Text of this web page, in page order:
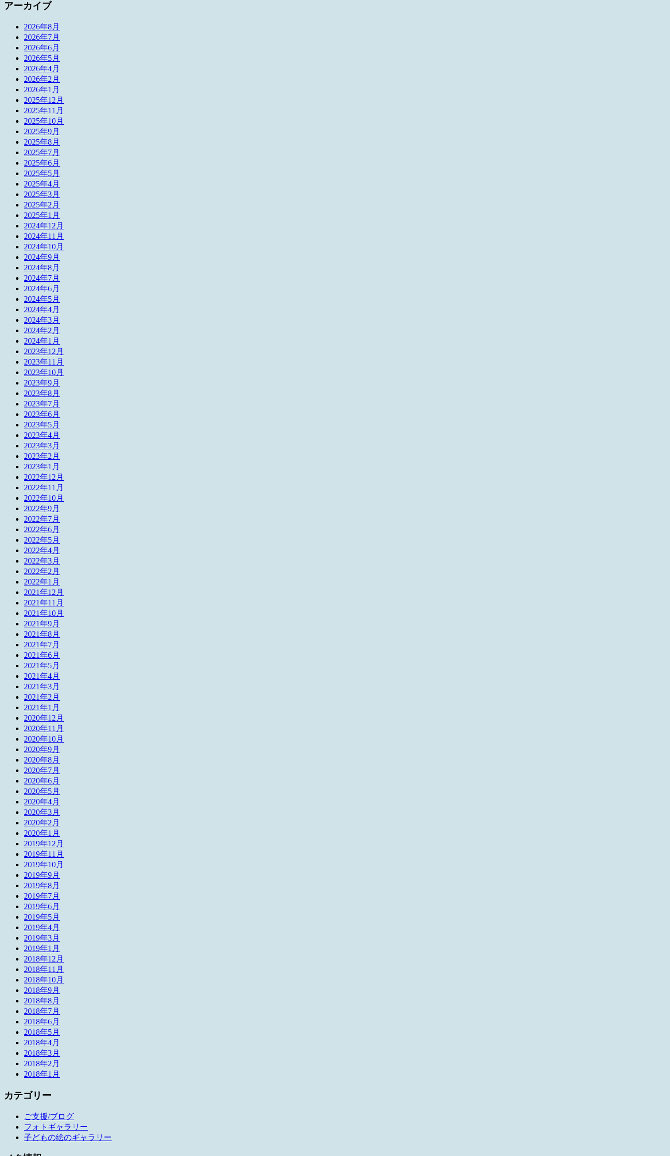
アーカイブ
2026年8月
2026年7月
2026年6月
2026年5月
2026年4月
2026年2月
2026年1月
2025年12月
2025年11月
2025年10月
2025年9月
2025年8月
2025年7月
2025年6月
2025年5月
2025年4月
2025年3月
2025年2月
2025年1月
2024年12月
2024年11月
2024年10月
2024年9月
2024年8月
2024年7月
2024年6月
2024年5月
2024年4月
2024年3月
2024年2月
2024年1月
2023年12月
2023年11月
2023年10月
2023年9月
2023年8月
2023年7月
2023年6月
2023年5月
2023年4月
2023年3月
2023年2月
2023年1月
2022年12月
2022年11月
2022年10月
2022年9月
2022年7月
2022年6月
2022年5月
2022年4月
2022年3月
2022年2月
2022年1月
2021年12月
2021年11月
2021年10月
2021年9月
2021年8月
2021年7月
2021年6月
2021年5月
2021年4月
2021年3月
2021年2月
2021年1月
2020年12月
2020年11月
2020年10月
2020年9月
2020年8月
2020年7月
2020年6月
2020年5月
2020年4月
2020年3月
2020年2月
2020年1月
2019年12月
2019年11月
2019年10月
2019年9月
2019年8月
2019年7月
2019年6月
2019年5月
2019年4月
2019年3月
2019年1月
2018年12月
2018年11月
2018年10月
2018年9月
2018年8月
2018年7月
2018年6月
2018年5月
2018年4月
2018年3月
2018年2月
2018年1月
カテゴリー
ご支援/ブログ
フォトギャラリー
子どもの絵のギャラリー